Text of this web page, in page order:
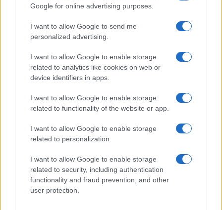
Google for online advertising purposes.
I want to allow Google to send me
personalized advertising.
I want to allow Google to enable storage
related to analytics like cookies on web or
device identifiers in apps.
I want to allow Google to enable storage
related to functionality of the website or app.
I want to allow Google to enable storage
related to personalization.
I want to allow Google to enable storage
related to security, including authentication
functionality and fraud prevention, and other
user protection.